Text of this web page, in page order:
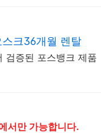
크36개월 렌탈
검증된 포스뱅크 제품
서만 가능합니다.